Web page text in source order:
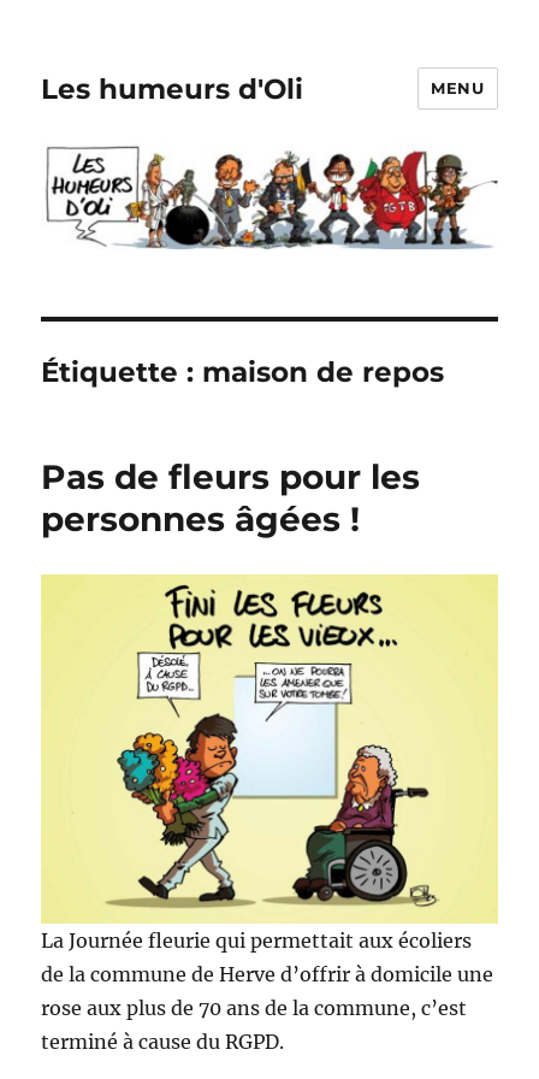
Les humeurs d'Oli MENU
Étiquette : maison de repos
Pas de fleurs pour les
personnes âgées !
La Journée fleurie qui permettait aux écoliers
de la commune de Herve d’offrir à domicile une
rose aux plus de 70 ans de la commune, c’est
terminé à cause du RGPD.